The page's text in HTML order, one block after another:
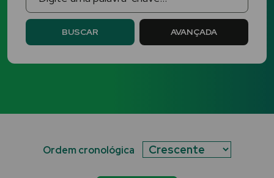
BUSCAR AVANÇADA
Ordem cronológica